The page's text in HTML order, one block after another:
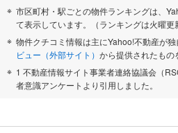
市区町村・駅ごとの物件ランキングは、
て表示しています。（ランキングは火曜更
物件クチコミ情報は主にYahoo!不動産が
ビュー（外部サイト） から提供されたもの
1 不動産情報サイト事業者連絡協議会（
者意識アンケートより引用しました。